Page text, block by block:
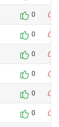
0
0
0
0
0
0